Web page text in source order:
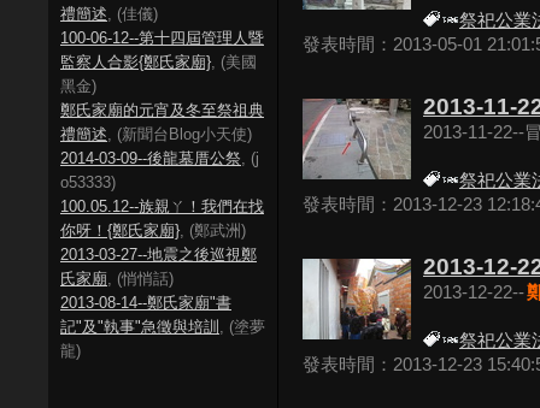
祭祀公業
發表時間：2013-05-01
2013-11-
2013-11-22--
祭祀公業
發表時間：2013-12-23
2013-12-
2013-12-22--
祭祀公業
發表時間：2013-12-23
禮簡述, (佳儀)
100-06-12--第十四屆管理人暨
監察人合影{鄭氏家廟}, (美國
黑金)
鄭氏家廟的元宵及冬至祭祖典
禮簡述, (新聞台Blog小天使)
2014-03-09--後龍墓厝公祭, (j
o53333)
100.05.12--族親ㄚ！我們在找
你呀！{鄭氏家廟}, (鄭武洲)
2013-03-27--地震之後巡視鄭
氏家廟, (悄悄話)
2013-08-14--鄭氏家廟"書
記"及"執事"急徵與培訓 , (塗夢
龍)